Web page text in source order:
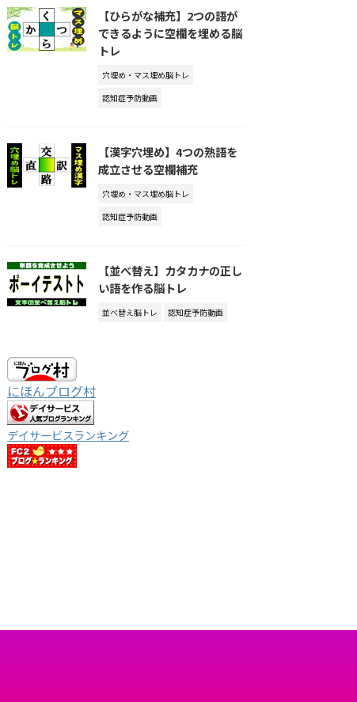
【ひらがな補充】2つの語が
できるように空欄を埋める脳
トレ
穴埋め・マス埋め脳トレ
認知症予防動画
【漢字穴埋め】4つの熟語を
成立させる空欄補充
穴埋め・マス埋め脳トレ
認知症予防動画
【並べ替え】カタカナの正し
い語を作る脳トレ
並べ替え脳トレ 認知症予防動画
にほんブログ村
デイサービスランキング